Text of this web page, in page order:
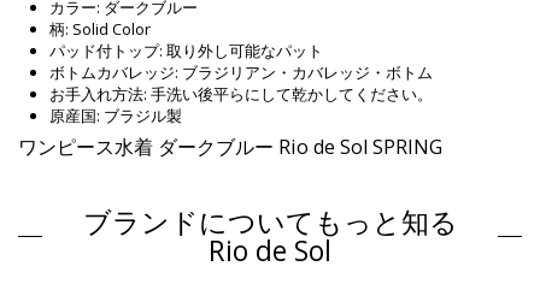
カラー: ダークブルー
柄: Solid Color
パッド付トップ: 取り外し可能なパット
ボトムカバレッジ: ブラジリアン・カバレッジ・ボトム
お手入れ方法: 手洗い後平らにして乾かしてください。
原産国: ブラジル製
ワンピース水着 ダークブルー Rio de Sol SPRING
組成物: 84% Biodegradable Nylon (AMNI SOUL ECO), 16%
Spandex (LYCRA) - OEKO-TEX - Chlorine Resistant
裏地: 84% Biodegradable Nylon (AMNI SOUL ECO), 16% Spandex
ブランドについてもっと知る
Rio de Sol